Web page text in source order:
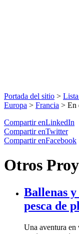
Portada del sitio >
Europa > Francia > En
Compartir enLinkedIn
Compartir enTwitter
Compartir enFacebook
Otros
Ballenas y
pesca de
Una aventura en